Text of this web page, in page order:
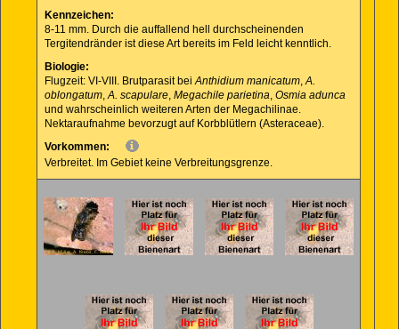
Kennzeichen:
8-11 mm. Durch die auffallend hell durchscheinenden
Tergitendränder ist diese Art bereits im Feld leicht kenntlich.
Biologie:
Flugzeit: VI-VIII. Brutparasit beiAnthidium manicatum,A.
oblongatum,A. scapulare, Megachile parietina, Osmia adunca
und wahrscheinlich weiteren Arten der Megachilinae.
Nektaraufnahme bevorzugt auf Korbblütlern (Asteraceae).
Vorkommen:
Verbreitet. Im Gebiet keine Verbreitungsgrenze.